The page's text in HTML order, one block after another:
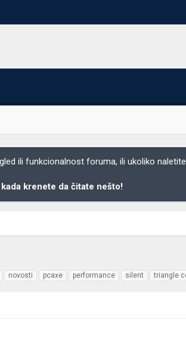
ili funkcionalnost foruma, ili ukoliko
krenete da čitate nešto!
novosti pcaxe performance silent triangle